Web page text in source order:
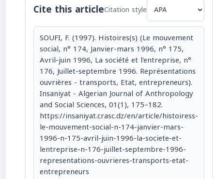
Cite this articleCitation style
SOUFI, F. (1997). Histoires(s) (Le mouvement
social, n° 174, Janvier-mars 1996, n° 175,
Avril-juin 1996, La société et l’entreprise, n°
176, Juillet-septembre 1996. Représentations
ouvrières - transports, Etat, entrepreneurs).
Insaniyat - Algerian Journal of Anthropology
and Social Sciences, 01(1), 175–182.
https://insaniyat.crasc.dz/en/article/histoiress-
le-mouvement-social-n-174-janvier-mars-
1996-n-175-avril-juin-1996-la-societe-et-
lentreprise-n-176-juillet-septembre-1996-
representations-ouvrieres-transports-etat-
entrepreneurs